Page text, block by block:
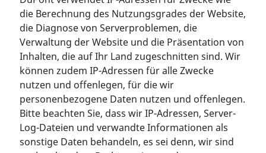
die Berechnung des Nutzungsgrades der Website,
die Diagnose von Serverproblemen, die
Verwaltung der Website und die Präsentation von
Inhalten, die auf Ihr Land zugeschnitten sind. Wir
können zudem IP-Adressen für alle Zwecke
nutzen und offenlegen, für die wir
personenbezogene Daten nutzen und offenlegen.
Bitte beachten Sie, dass wir IP-Adressen, Server-
Log-Dateien und verwandte Informationen als
sonstige Daten behandeln, es sei denn, wir sind